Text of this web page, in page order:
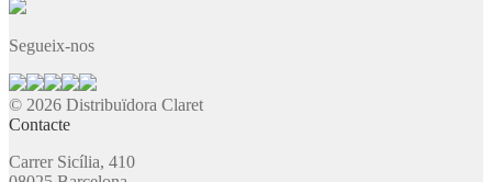
Segueix-nos
© 2026 Distribuïdora Claret
Contacte
Carrer Sicília, 410